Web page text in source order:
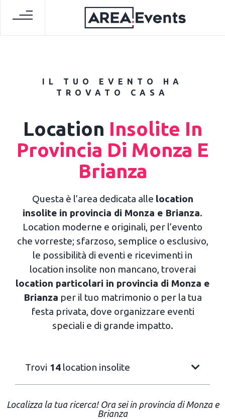
IL TUO EVENTO HA
TROVATO CASA
Location Insolite In
Provincia Di Monza E
Brianza
Questa è l’area dedicata alle location
insolite in provincia di Monza e Brianza.
Location moderne e originali, per l’evento
che vorreste; sfarzoso, semplice o esclusivo,
le possibilità di eventi e ricevimenti in
location insolite non mancano, troverai
location particolari in provincia di Monza e
Brianza per il tuo matrimonio o per la tua
festa privata, dove organizzare eventi
speciali e di grande impatto.
Trovi 14 location insolite
Localizza la tua ricerca! Ora sei in provincia di Monza e
Brianza